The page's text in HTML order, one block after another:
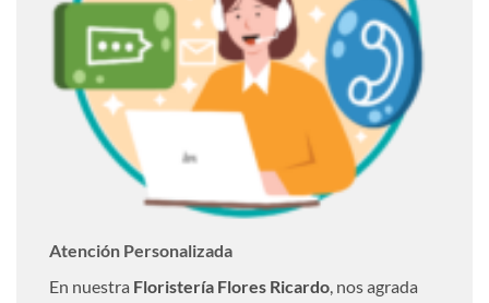
Atención Personalizada
En nuestra Floristería Flores Ricardo, nos agrada